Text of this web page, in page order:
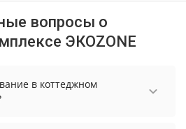
вопросы о
ЭКОZONE
в коттеджном